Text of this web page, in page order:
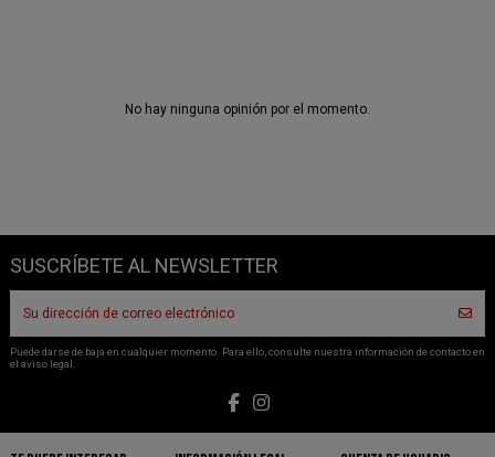
No hay ninguna opinión por el momento.
SUSCRÍBETE AL NEWSLETTER
Puede darse de baja en cualquier momento. Para ello, consulte nuestra información de contacto en
el aviso legal.